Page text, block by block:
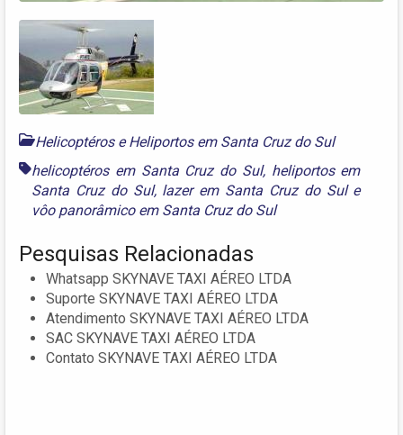
Helicoptéros e Heliportos em Santa Cruz do Sul
helicoptéros em Santa Cruz do Sul, heliportos em
Santa Cruz do Sul, lazer em Santa Cruz do Sule
vôo panorâmico em Santa Cruz do Sul
Pesquisas Relacionadas
Whatsapp SKYNAVE TAXI AÉREO LTDA
Suporte SKYNAVE TAXI AÉREO LTDA
Atendimento SKYNAVE TAXI AÉREO LTDA
SAC SKYNAVE TAXI AÉREO LTDA
Contato SKYNAVE TAXI AÉREO LTDA